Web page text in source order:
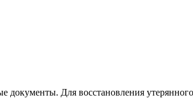
документы. Для восстановления